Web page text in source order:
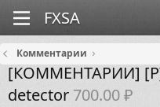
Комментарии
[КОММЕНТАРИИ]
detector 700.00 ₽